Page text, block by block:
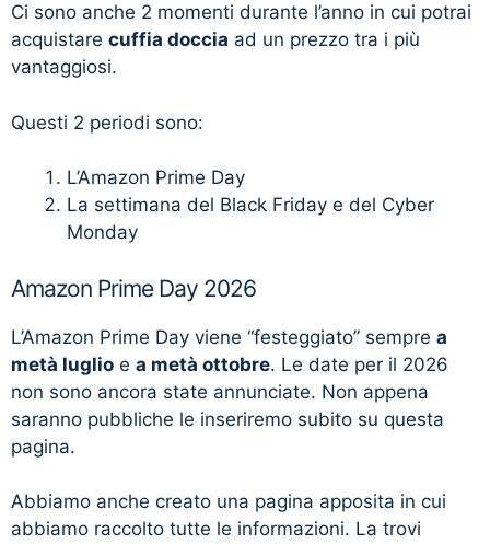
Ci sono anche 2 momenti durante l’anno in cui potrai
acquistare cuffia doccia ad un prezzo tra i più
vantaggiosi.
Questi 2 periodi sono:
L’Amazon Prime Day
La settimana del Black Friday e del Cyber
Monday
Amazon Prime Day 2026
L’Amazon Prime Day viene “festeggiato” sempre a
metà luglio e a metà ottobre. Le date per il 2026
non sono ancora state annunciate. Non appena
saranno pubbliche le inseriremo subito su questa
pagina.
Abbiamo anche creato una pagina apposita in cui
abbiamo raccolto tutte le informazioni. La trovi